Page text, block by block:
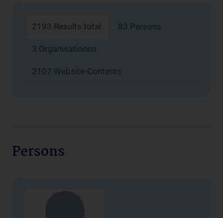
2193 Results total 83 Persons
3 Organisationen
2107 Website-Contents
Persons